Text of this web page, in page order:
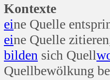
Kontexte
eine Quelle
eine Quelle
bilden sich Quell
Quellbewölkung